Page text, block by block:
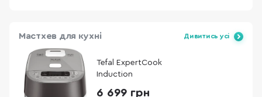
Мастхев для кухні Дивитись усі
Tefal ExpertCook
Induction
6 699 грн